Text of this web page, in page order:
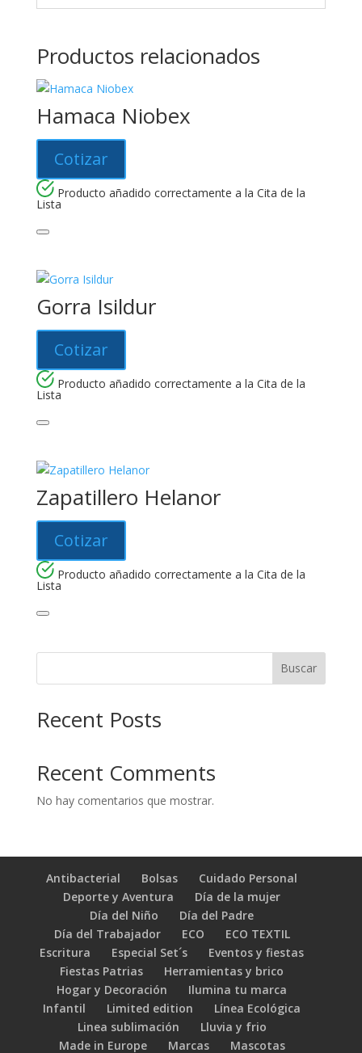
Productos relacionados
Hamaca Niobex
Cotizar
Producto añadido correctamente a la Cita de la
Lista
Gorra Isildur
Cotizar
Producto añadido correctamente a la Cita de la
Lista
Zapatillero Helanor
Cotizar
Producto añadido correctamente a la Cita de la
Lista
Buscar
Recent Posts
Recent Comments
No hay comentarios que mostrar.
Antibacterial Bolsas
Cuidado Personal
Deporte y Aventura
Día de la mujer
Día del Niño
Día del Padre
Día del Trabajador
ECO
ECO TEXTIL
Escritura
Especial Set´s
Eventos y fiestas
Fiestas Patrias
Herramientas y brico
Hogar y Decoración
Ilumina tu marca
Infantil
Limited edition
Línea Ecológica
Linea sublimación
Lluvia y frio
Made in Europe
Marcas Mascotas